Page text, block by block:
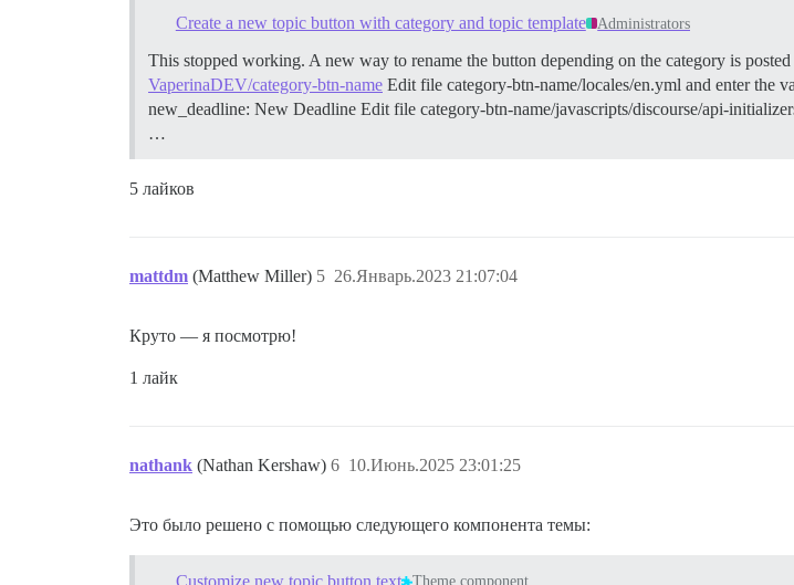
Create a new topic button with category and topic template Administrators
This stopped working. A new way to rename the button depending on the category is
VaperinaDEV/category-btn-name Edit file category-btn-name/locales/en.yml and enter the
new_deadline: New Deadline Edit file category-btn-name/javascripts/discourse/api-
…
5 лайков
mattdm (Matthew Miller) 26.Январь.2023 21:07:04
5
Круто — я посмотрю!
1 лайк
nathank (Nathan Kershaw) 10.Июнь.2025 23:01:25
6
Это было решено с помощью следующего компонента темы:
Customize new topic button text Theme component